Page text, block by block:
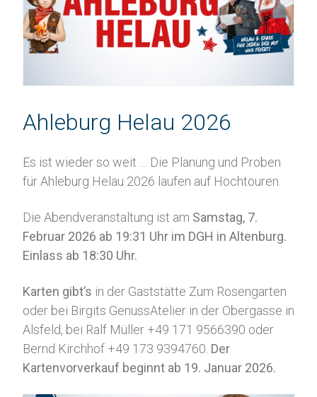
Ahleburg Helau 2026
Es ist wieder so weit … Die Planung und Proben
für Ahleburg Helau 2026 laufen auf Hochtouren.
Die Abendveranstaltung ist am Samstag, 7.
Februar 2026 ab 19:31 Uhr im DGH in Altenburg.
Einlass ab 18:30 Uhr.
Karten gibt’s in der Gaststätte Zum Rosengarten
oder bei Birgits GenussAtelier in der Obergasse in
Alsfeld, bei Ralf Müller +49 171 9566390 oder
Bernd Kirchhof +49 173 9394760. Der
Kartenvorverkauf beginnt ab 19. Januar 2026.